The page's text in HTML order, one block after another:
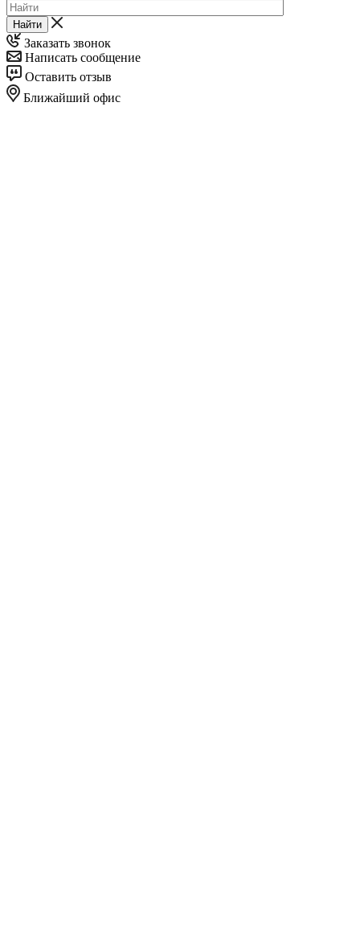
Найти
Заказать звонок
Написать сообщение
Оставить отзыв
Ближайший офис